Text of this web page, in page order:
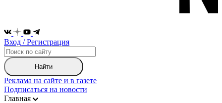
Вход / Регистрация
Найти
Реклама на сайте и в газете
Подписаться на новости
Главная